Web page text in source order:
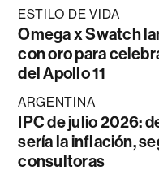
ESTILO DE VIDA
Omega x Swatch
con oro para
del Apollo 11
ARGENTINA
IPC de julio 2026:
sería la inflación,
consultoras